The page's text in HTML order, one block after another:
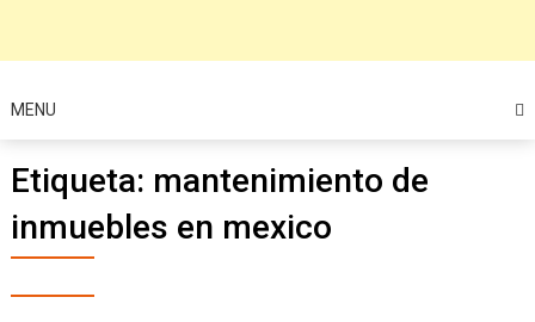
MENU
Etiqueta: mantenimiento de
inmuebles en mexico